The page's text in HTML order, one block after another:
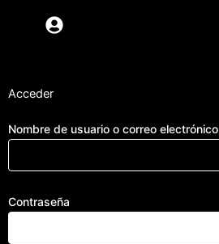
Acceder
Nombre de usuario o correo electrónico
Contraseña